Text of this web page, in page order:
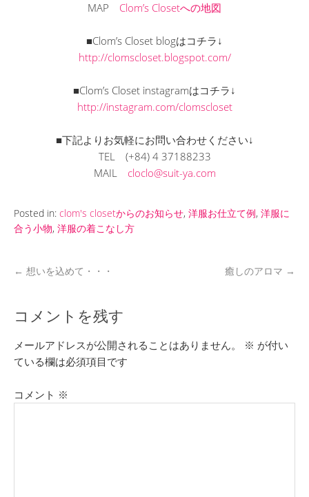
MAP Clom’s Closetへの地図
■Clom’s Closet blogはコチラ↓
http://clomscloset.blogspot.com/
■Clom’s Closet instagramはコチラ↓
http://instagram.com/clomscloset
■下記よりお気軽にお問い合わせください↓
TEL (+84) 4 37188233
MAIL cloclo@suit-ya.com
Posted in: clom's closetからのお知らせ, 洋服お仕立て例, 洋服に
合う小物, 洋服の着こなし方
← 想いを込めて・・・ 癒しのアロマ →
コメントを残す
メールアドレスが公開されることはありません。 ※ が付い
ている欄は必須項目です
コメント ※